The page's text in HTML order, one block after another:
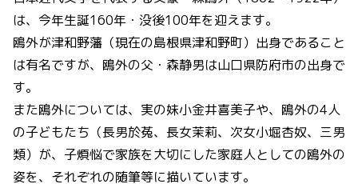
は、今年生誕160年・没後100年を迎えます。
鴎外が津和野藩（現在の島根県津和野町）出身であること
は有名ですが、鴎外の父・森静男は山口県防府市の出身で
す。
また鴎外については、実の妹小金井喜美子や、鴎外の4人
の子どもたち（長男於菟、長女茉莉、次女小堀杏奴、三男
類）が、子煩悩で家族を大切にした家庭人としての鴎外の
姿を、それぞれの随筆等に描いています。